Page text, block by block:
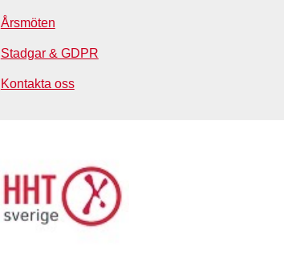
Årsmöten
Stadgar & GDPR
Kontakta oss